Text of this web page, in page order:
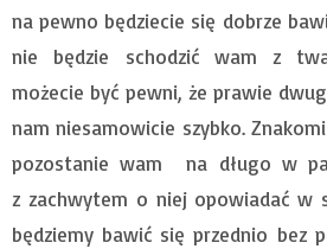
na pewno będziecie się dobrze
nie będzie schodzić wam z
możecie być pewni, że prawie
nam niesamowicie szybko.
pozostanie wam na długo w
z zachwytem o niej opowiadać w
będziemy bawić się przednio bez